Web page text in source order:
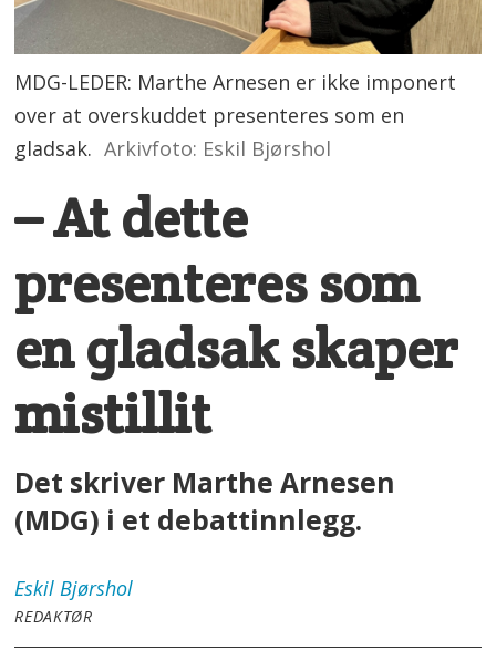
MDG-LEDER: Marthe Arnesen er ikke imponert
over at overskuddet presenteres som en
gladsak. Arkivfoto: Eskil Bjørshol
– At dette
presenteres som
en gladsak skaper
mistillit
Det skriver Marthe Arnesen
(MDG) i et debattinnlegg.
Eskil Bjørshol
REDAKTØR